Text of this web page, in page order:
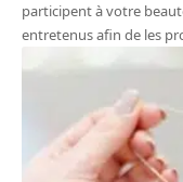
participent à votre
entretenus afin de les